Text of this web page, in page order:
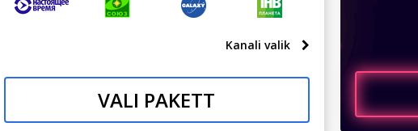
Kanali valik
VALI PAKETT